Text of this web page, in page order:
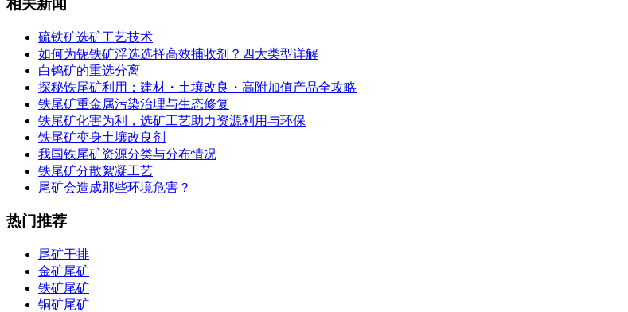
相关新闻
硫铁矿选矿工艺技术
如何为铌铁矿浮选选择高效捕收剂？四大类型详解
白钨矿的重选分离
探秘铁尾矿利用：建材・土壤改良・高附加值产品全攻略
铁尾矿重金属污染治理与生态修复
铁尾矿化害为利，选矿工艺助力资源利用与环保
铁尾矿变身土壤改良剂
我国铁尾矿资源分类与分布情况
铁尾矿分散絮凝工艺
尾矿会造成那些环境危害？
热门推荐
尾矿干排
金矿尾矿
铁矿尾矿
铜矿尾矿